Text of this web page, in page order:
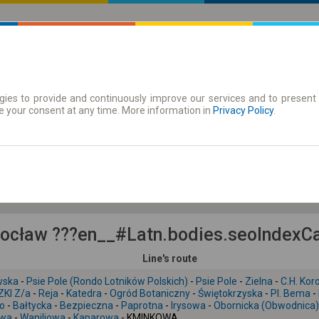
| Tickets Season tickets
Line's route
- Psie Pole (Rondo Lotników Polskich) - Psie Pole - Zielna - C.H.
Z/a - Reja - Katedra - Ogród Botaniczny - Świętokrzyska - Pl. Bema -
- Bałtycka - Bezpieczna - Paprotna - Irysowa - Obornicka (Obwodnica)
to provide and continuously improve our services and to
your consent at any time. More information in Privacy Policy.